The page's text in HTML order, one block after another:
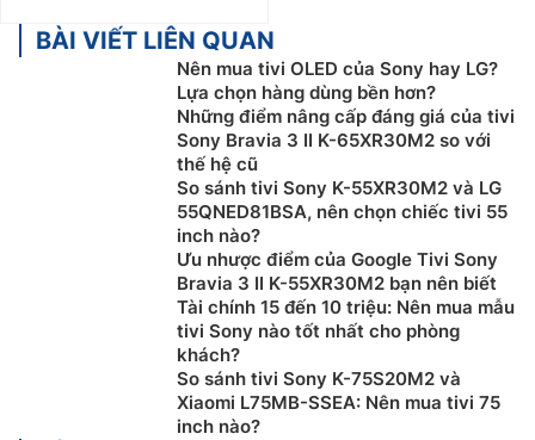
BÀI VIẾT LIÊN QUAN
Nên mua tivi OLED của Sony hay LG?
Lựa chọn hàng dùng bền hơn?
Những điểm nâng cấp đáng giá của tivi
Sony Bravia 3 II K-65XR30M2 so với
thế hệ cũ
So sánh tivi Sony K-55XR30M2 và LG
55QNED81BSA, nên chọn chiếc tivi 55
inch nào?
Ưu nhược điểm của Google Tivi Sony
Bravia 3 II K-55XR30M2 bạn nên biết
Tài chính 15 đến 10 triệu: Nên mua mẫu
tivi Sony nào tốt nhất cho phòng
khách?
So sánh tivi Sony K-75S20M2 và
Xiaomi L75MB-SSEA: Nên mua tivi 75
inch nào?